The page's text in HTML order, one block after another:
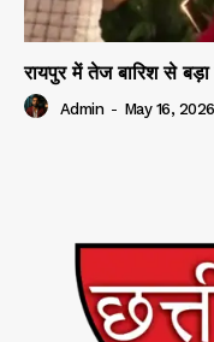
रायपुर में तेज बारिश से बड़ा
Admin - May 16, 2026